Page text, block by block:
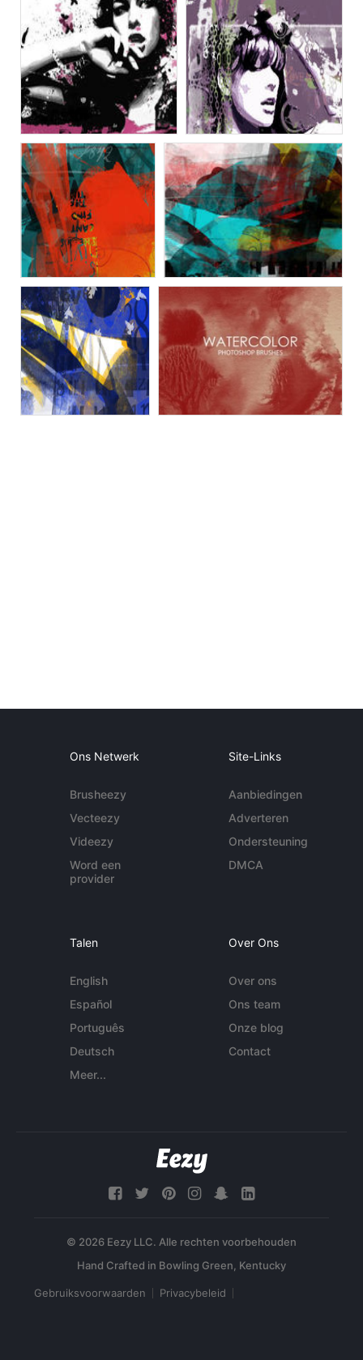
Ons Netwerk
Brusheezy
Vecteezy
Videezy
Word een
provider
Site-Links
Aanbiedingen
Adverteren
Ondersteuning
DMCA
Talen
English
Español
Português
Deutsch
Meer...
Over Ons
Over ons
Ons team
Onze blog
Contact
© 2026 Eezy LLC. Alle rechten voorbehouden
Gebruiksvoorwaarden Privacybeleid